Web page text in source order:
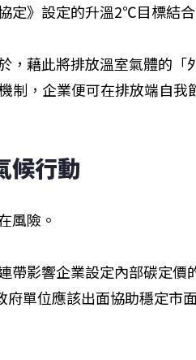
定》設定的升溫2℃目標結合
藉此將排放溫室氣體的「
制，企業便可在排放端自我
候行動
風險。
帶影響企業設定內部碳定價
單位應該出面協助穩定市